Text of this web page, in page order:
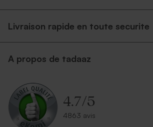
Livraison rapide en toute securite
A propos de tadaaz
4.7/5
4863 avis